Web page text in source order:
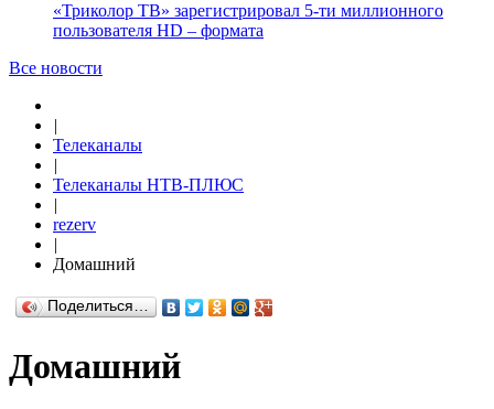
«Триколор ТВ» зарегистрировал 5-ти миллионного
пользователя HD – формата
Все новости
|
Телеканалы
|
Телеканалы НТВ-ПЛЮС
|
rezerv
|
Домашний
Поделиться…
Домашний